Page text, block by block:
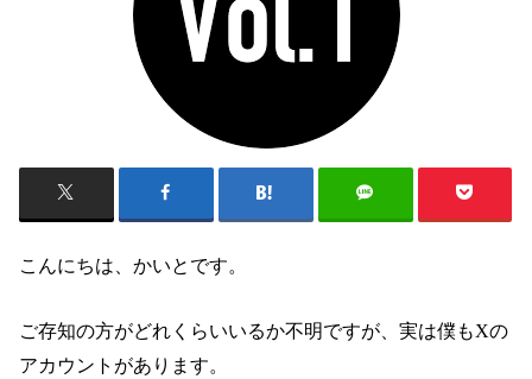
こんにちは、かいとです。
ご存知の方がどれくらいいるか不明ですが、実は僕もXの
アカウントがあります。